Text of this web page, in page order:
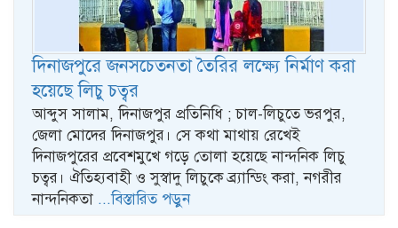
দিনাজপুরে জনসচেতনতা তৈরির লক্ষ্যে নির্মাণ করা
হয়েছে লিচু চত্বর
আব্দুস সালাম, দিনাজপুর প্রতিনিধি ; চাল-লিচুতে ভরপুর,
জেলা মোদের দিনাজপুর। সে কথা মাথায় রেখেই
দিনাজপুরের প্রবেশমুখে গড়ে তোলা হয়েছে নান্দনিক লিচু
চত্বর। ঐতিহ্যবাহী ও সুস্বাদু লিচুকে ব্র্যান্ডিং করা, নগরীর
নান্দনিকতা ...বিস্তারিত পড়ুন